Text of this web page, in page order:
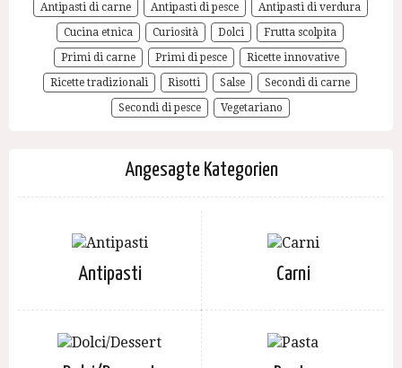
Antipasti di carne Antipasti di pesce
Antipasti di verdura
Cucina etnica
Curiosità Dolci
Frutta scolpita
Primi di carne
Primi di pesce
Ricette innovative
Ricette tradizionali
Risotti Salse
Secondi di carne
Secondi di pesce
Vegetariano
Angesagte Kategorien
Antipasti Carni